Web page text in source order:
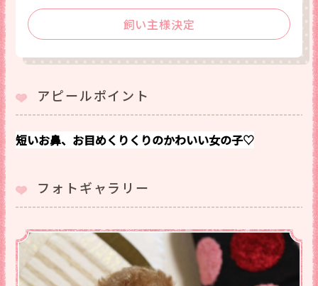
飼い主様決定
アピールポイント
短いお鼻、お目めくりくりのかわいい女の子♡
フォトギャラリー